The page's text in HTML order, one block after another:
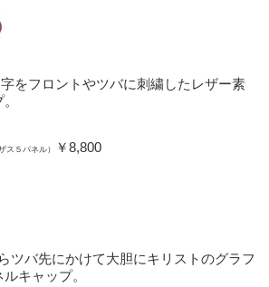
をフロントやツバに刺繍したレザー素
ス５パネル） ￥8,800
ツバ先にかけて大胆にキリストのグラフ
キャップ。